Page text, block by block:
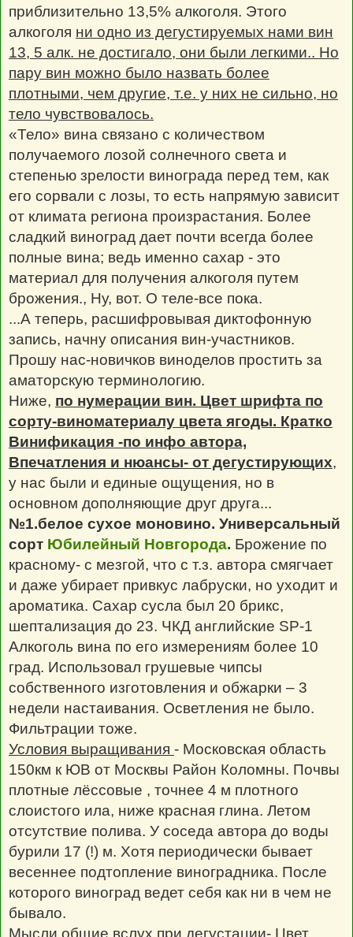
приблизительно 13,5% алкоголя. Этого
алкоголя ни одно из дегустируемых нами вин
13, 5 алк. не достигало, они были легкими.. Но
пару вин можно было назвать более
плотными, чем другие, т.е. у них не сильно, но
тело чувствовалось.
«Тело» вина связано с количеством
получаемого лозой солнечного света и
степенью зрелости винограда перед тем, как
его сорвали с лозы, то есть напрямую зависит
от климата региона произрастания. Более
сладкий виноград дает почти всегда более
полные вина; ведь именно сахар - это
материал для получения алкоголя путем
брожения., Ну, вот. О теле-все пока.
...А теперь, расшифровывая диктофонную
запись, начну описания вин-участников.
Прошу нас-новичков виноделов простить за
аматорскую терминологию.
Ниже, по нумерации вин. Цвет шрифта по
сорту-виноматериалу цвета ягоды. Кратко
Винификация -по инфо автора,
Впечатления и нюансы- от дегустирующих,
у нас были и единые ощущения, но в
основном дополняющие друг друга...
№1.белое сухое моновино. Универсальный
сорт Юбилейный Новгорода. Брожение по
красному- с мезгой, что с т.з. автора смягчает
и даже убирает привкус лабруски, но уходит и
ароматика. Сахар сусла был 20 брикс,
шептализация до 23. ЧКД английские SP-1
Алкоголь вина по его измерениям более 10
град. Использовал грушевые чипсы
собственного изготовления и обжарки – 3
недели настаивания. Осветления не было.
Фильтрации тоже.
Условия выращивания - Московская область
150км к ЮВ от Москвы Район Коломны. Почвы
плотные лёссовые , точнее 4 м плотного
слоистого ила, ниже красная глина. Летом
отсутствие полива. У соседа автора до воды
бурили 17 (!) м. Хотя периодически бывает
весеннее подтопление виноградника. После
которого виноград ведет себя как ни в чем не
бывало.
Мысли общие вслух при дегустации- Цвет